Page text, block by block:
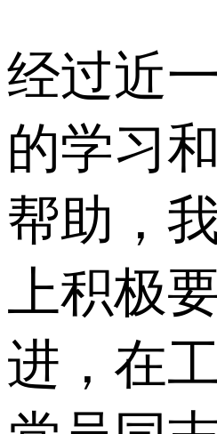
经过近
的学习
帮助，
上积极
进，在